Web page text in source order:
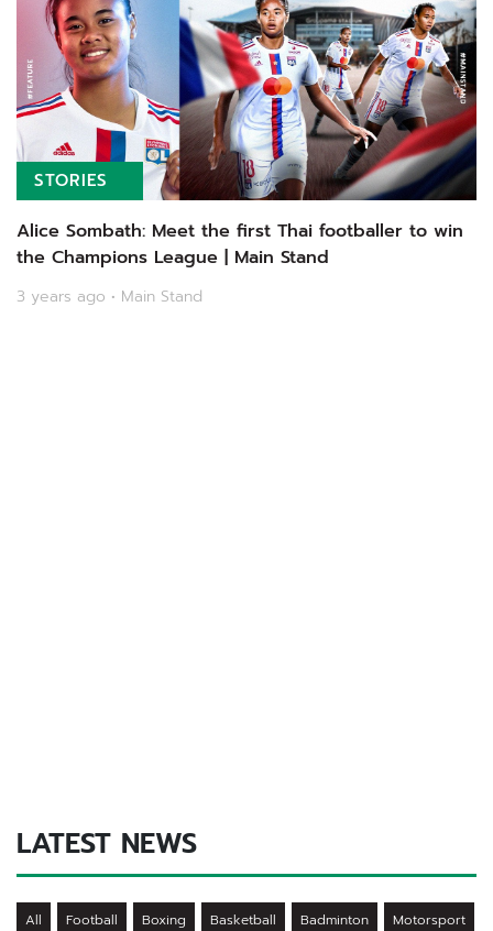
STORIES
Alice Sombath: Meet the first Thai footballer to win
the Champions League | Main Stand
3 years ago • Main Stand
LATEST NEWS
All Football Boxing Basketball Badminton Motorsport